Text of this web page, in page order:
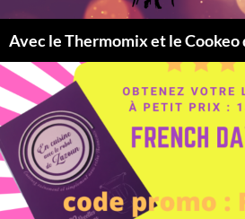
Avec le Thermomix et le Cookeo